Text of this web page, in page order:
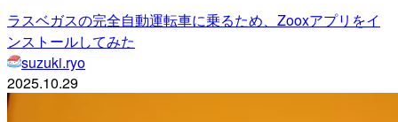
ラスベガスの完全自動運転車に乗るため、Zooxアプリをイ
ンストールしてみた
suzuki.ryo
2025.10.29